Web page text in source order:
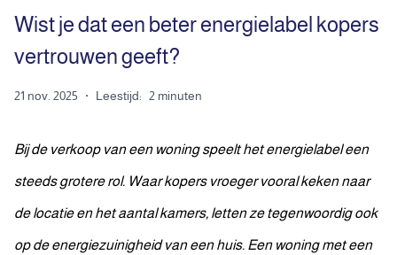
Wist je dat een beter energielabel kopers
vertrouwen geeft?
21 nov. 2025 · Leestijd: 2 minuten
Bij de verkoop van een woning speelt het energielabel een
steeds grotere rol. Waar kopers vroeger vooral keken naar
de locatie en het aantal kamers, letten ze tegenwoordig ook
op de energiezuinigheid van een huis. Een woning met een